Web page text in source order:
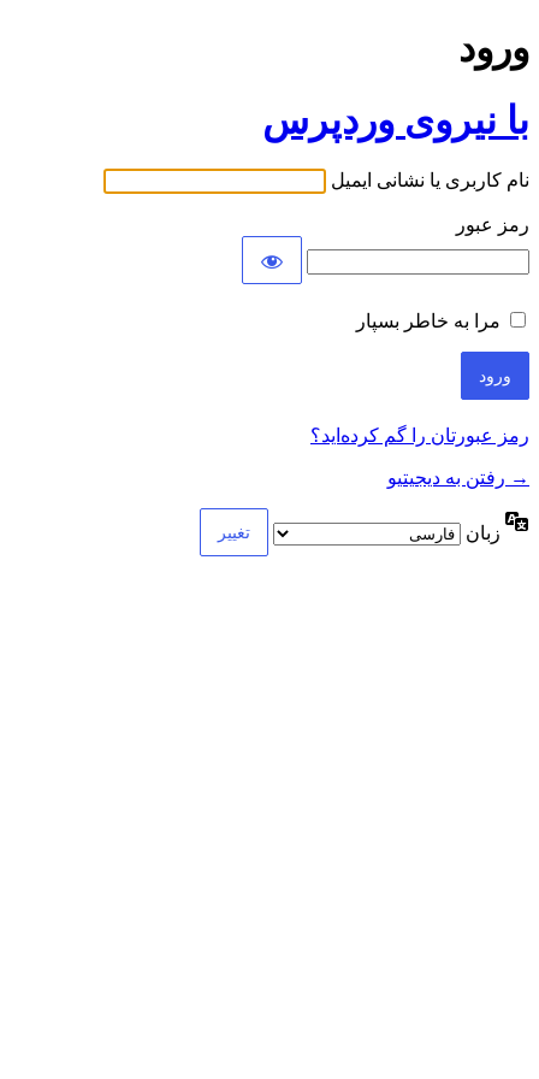
ورود
با نیروی وردپرس
نام کاربری یا نشانی ایمیل
رمز عبور
مرا به خاطر بسپار
رمز عبورتان را گم کرده‌اید؟
→ رفتن به دیجیتیو
زبان